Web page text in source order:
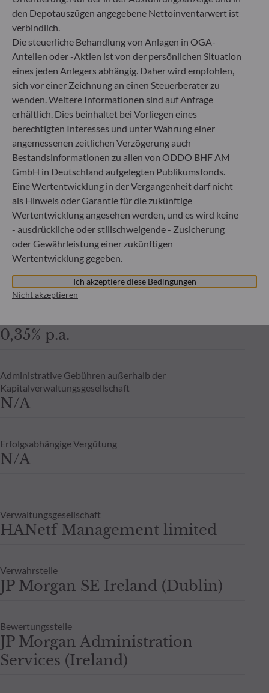
Währung
USD
Ergebnisverwendung
Thesaurierung
Kleinste handelbare/übertragbare Einheit
Ein Tausendstel vom Anteil
Ausgabeaufschlag
entfällt
Rücknahmeabschlag
3.00% maximum
0,35% p.a.
Administrative Gebühren außerhalb der
Kapitalverwaltungsgesellschaft
N/A
Erfolgsabhängige Vergütung
N/A
Verwaltungsgesellschaft
HANetf Management limited
Verwahrstelle
JP Morgan SE Ireland (Dublin)
Bewertungsstelle
JP Morgan Administration
Services (Ireland)
den Depotauszügen angegebene Nettoinventarwert ist
verbindlich.
Die steuerliche Behandlung von Anlagen in OGA-
Anteilen oder -Aktien ist von der persönlichen Situation
eines jeden Anlegers abhängig. Daher wird empfohlen,
sich vor einer Zeichnung an einen Steuerberater zu
wenden. Weitere Informationen sind auf Anfrage
erhältlich. Dies beinhaltet bei Vorliegen eines
berechtigten Interesses und unter Wahrung einer
angemessenen zeitlichen Verzögerung auch
Bestandsinformationen zu allen von ODDO BHF AM
GmbH in Deutschland aufgelegten Publikumsfonds.
Eine Wertentwicklung in der Vergangenheit darf nicht
als Hinweis oder Garantie für die zukünftige
Wertentwicklung angesehen werden, und es wird keine
- ausdrückliche oder stillschweigende - Zusicherung
oder Gewährleistung einer zukünftigen
Wertentwicklung gegeben.
Ich akzeptiere diese Bedingungen
Nicht akzeptieren